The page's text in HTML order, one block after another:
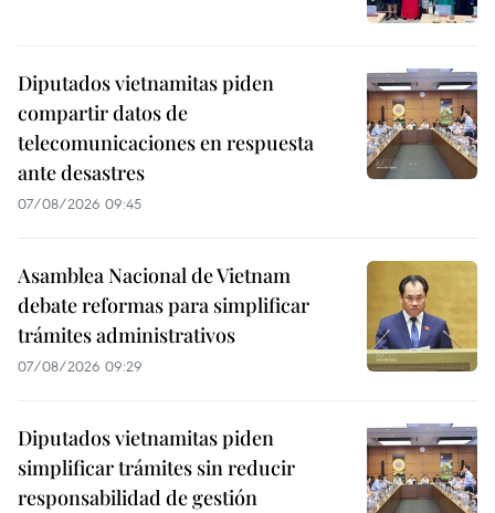
Diputados vietnamitas piden
compartir datos de
telecomunicaciones en respuesta
ante desastres
07/08/2026 09:45
Asamblea Nacional de Vietnam
debate reformas para simplificar
trámites administrativos
07/08/2026 09:29
Diputados vietnamitas piden
simplificar trámites sin reducir
responsabilidad de gestión